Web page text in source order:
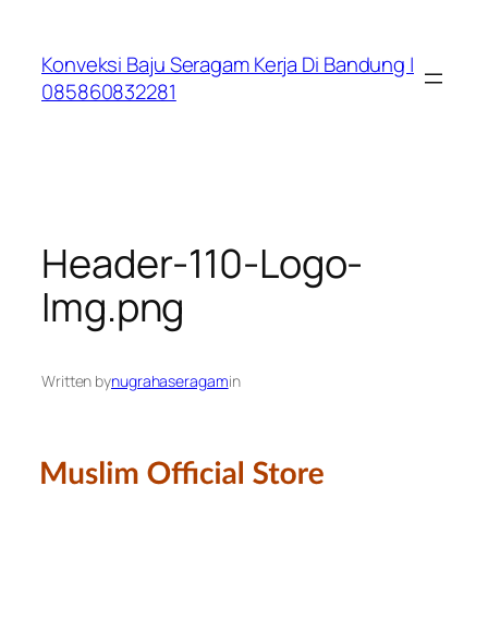
konten
Konveksi Baju Seragam Kerja Di Bandung |
085860832281
Header-110-Logo-
Img.png
Written bynugrahaseragamin